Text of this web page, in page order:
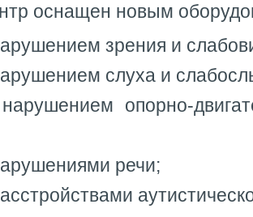
оснащен новым
зрения и
слуха и
опорно-
речи;